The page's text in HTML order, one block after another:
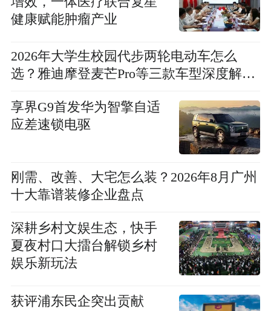
健康赋能肿瘤产业
2026年大学生校园代步两轮电动车怎么
选？雅迪摩登麦芒Pro等三款车型深度解析
享界G9首发华为智擎自适
应差速锁电驱
刚需、改善、大宅怎么装？2026年8月广州
十大靠谱装修企业盘点
深耕乡村文娱生态，快手
夏夜村口大擂台解锁乡村
娱乐新玩法
获评浦东民企突出贡献